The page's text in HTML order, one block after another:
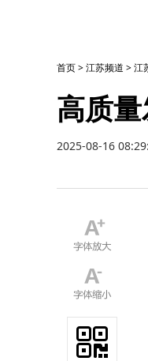
首页>江苏频道 >江
高质
2025-08-16